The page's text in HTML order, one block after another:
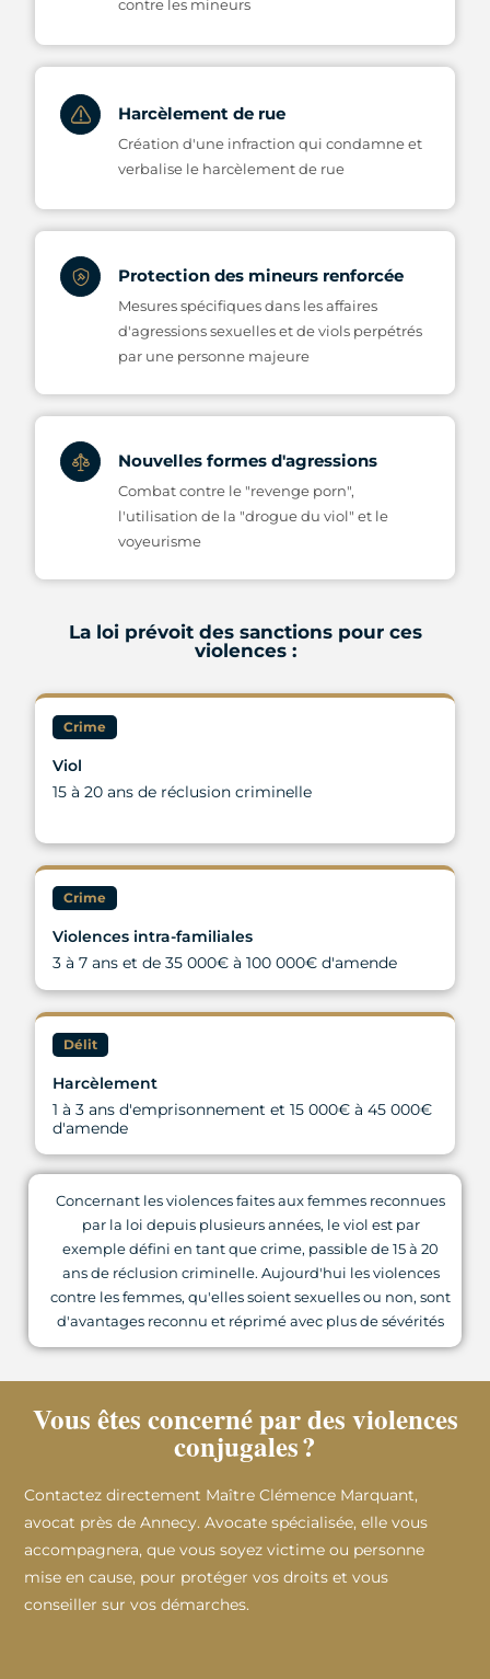
contre les mineurs
Harcèlement de rue
Création d'une infraction qui condamne et
verbalise le harcèlement de rue
Protection des mineurs renforcée
Mesures spécifiques dans les affaires
d'agressions sexuelles et de viols perpétrés
par une personne majeure
Nouvelles formes d'agressions
Combat contre le "revenge porn",
l'utilisation de la "drogue du viol" et le
voyeurisme
La loi prévoit des sanctions pour ces
violences :
Crime
Viol
15 à 20 ans de réclusion criminelle
Crime
Violences intra-familiales
3 à 7 ans et de 35 000€ à 100 000€ d'amende
Délit
Harcèlement
1 à 3 ans d'emprisonnement et 15 000€ à 45 000€
d'amende
Concernant les violences faites aux femmes reconnues
par la loi depuis plusieurs années, le viol est par
exemple défini en tant que crime, passible de 15 à 20
ans de réclusion criminelle. Aujourd'hui les violences
contre les femmes, qu'elles soient sexuelles ou non, sont
d'avantages reconnu et réprimé avec plus de sévérités
Vous êtes concerné par des violences
conjugales ?
Contactez directement Maître Clémence Marquant,
avocat près de Annecy. Avocate spécialisée, elle vous
accompagnera, que vous soyez victime ou personne
mise en cause, pour protéger vos droits et vous
conseiller sur vos démarches.